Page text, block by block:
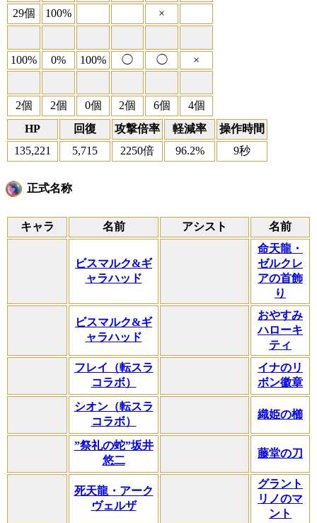
29個 100% ×
100% 0% 100% ◯ ◯ ×
2個 2個 0個 2個 6個
4個
HP
回復 攻撃倍率 軽減率
操作時間
135,221
5,715 2250倍 96.2% 9秒
正式名称
キャラ 名前 アシスト 名前
ビスマルク&ギ
ャラハッド
命天龍・
ゼルクレ
アの首飾
り
ビスマルク&ギ
ャラハッド
おやすみ
ハローキ
ティ
フレイ（転スラ
コラボ）
イナのリ
ボン徽章
シオン（転スラ
コラボ）
織姫の櫛
”祭礼の蛇”坂井
悠二
藤堂の刀
死天龍・アーク
ヴェルザ
グラント
リノのマ
ント